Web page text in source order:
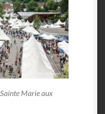
Marie aux